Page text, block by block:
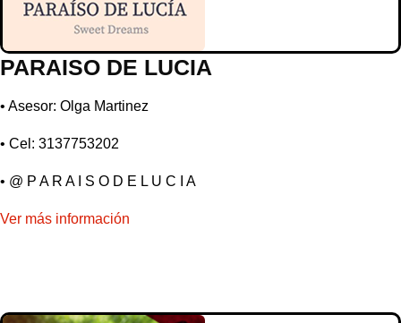
PARAISO DE LUCIA
• Asesor: Olga Martinez
• Cel: 3137753202
• @ P A R A I S O D E L U C I A
Ver más información